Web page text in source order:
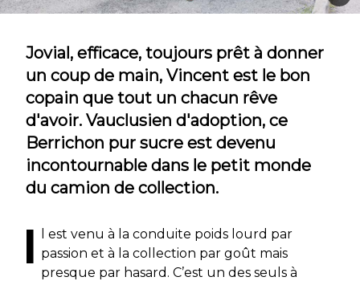
Jovial, efficace, toujours prêt à donner
un coup de main, Vincent est le bon
copain que tout un chacun rêve
d'avoir. Vauclusien d'adoption, ce
Berrichon pur sucre est devenu
incontournable dans le petit monde
du camion de collection.
I
l est venu à la conduite poids lourd par
passion et à la collection par goût mais
presque par hasard. C’est un des seuls à